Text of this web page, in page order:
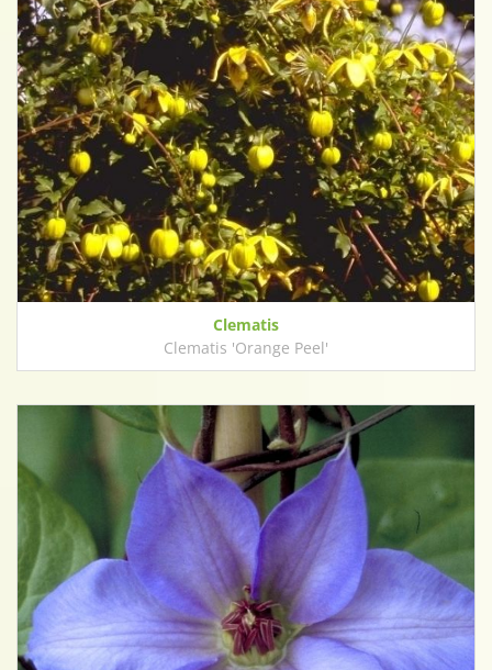
Clematis
Clematis 'Orange Peel'